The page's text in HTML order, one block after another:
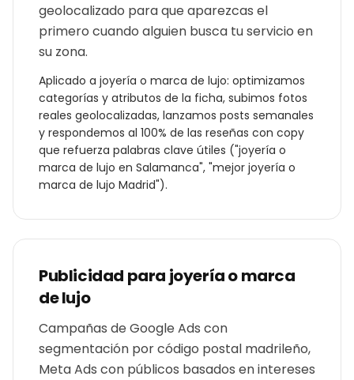
geolocalizado para que aparezcas el
primero cuando alguien busca tu servicio en
su zona.
Aplicado a joyería o marca de lujo: optimizamos
categorías y atributos de la ficha, subimos fotos
reales geolocalizadas, lanzamos posts semanales
y respondemos al 100% de las reseñas con copy
que refuerza palabras clave útiles ("joyería o
marca de lujo en Salamanca", "mejor joyería o
marca de lujo Madrid").
Publicidad para joyería o marca
de lujo
Campañas de Google Ads con
segmentación por código postal madrileño,
Meta Ads con públicos basados en intereses